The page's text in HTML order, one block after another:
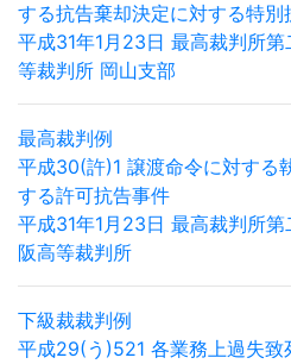
する抗告棄却決定に対する特別
平成31年1月23日 最高裁判所
等裁判所 岡山支部
最高裁判例
平成30(許)1 譲渡命令に対する
する許可抗告事件
平成31年1月23日 最高裁判所
阪高等裁判所
下級裁裁判例
平成29(う)521 各業務上過失致